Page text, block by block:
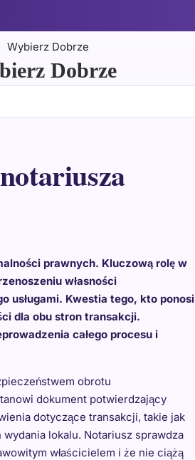
Dobrze
prawnych. Kluczową rolę w
własności
usługami. Kwestia tego, kto ponosi
dla obu stron transakcji.
całego procesu i
obrotu
dokument potwierdzający
dotyczące transakcji, takie jak
lokalu. Notariusz sprawdza
właścicielem i że nie ciążą